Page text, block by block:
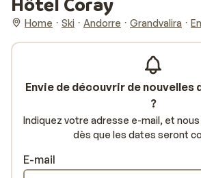
Home Ski Andorre Grandvalira
Envie de découvrir de nouvelles
?
Indiquez votre adresse e-mail, et
dès que les dates seront
E-mail